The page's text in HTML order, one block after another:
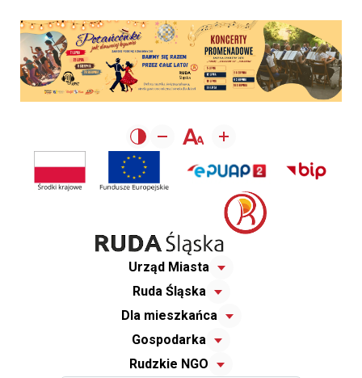
Urząd Miasta
Ruda Śląska
Dla mieszkańca
Gospodarka
Rudzkie NGO